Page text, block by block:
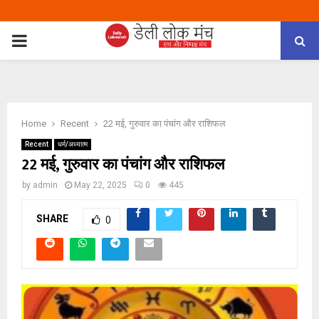
PRIMARY
Home Recent 22 मई, गुरुवार का पंचांग और राशिफल
Recent धर्म/अध्यात्म
22 मई, गुरुवार का पंचांग और राशिफल
by admin May 22, 2025 0 445
SHARE 0